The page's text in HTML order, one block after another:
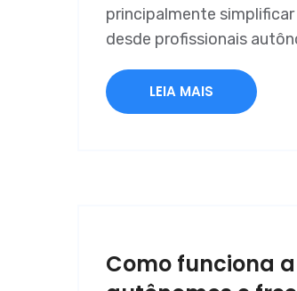
principalmente
desde profissionais
LEIA MAIS
Como funciona